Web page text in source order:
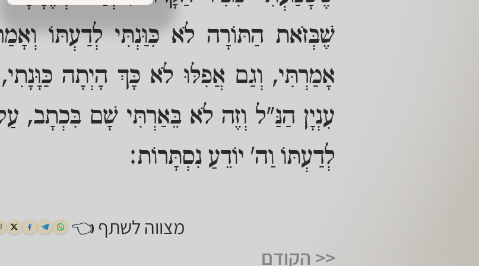
שֶׁבְּזֹאת הַתּוֹרָה לֹא כִּוַּנְתִּי לְדַעְתּוֹ
אָמַרְתִּי, וְגַם אֲפִלּוּ לֹא כָּךְ הָיְתָה
עִנְיָן הַנַּ"ל וְזֶה לֹא בֵּאַרְתִּי שָׁם בִּכְתָב,
לְדַעְתּוֹ וַה' יוֹדֵעַ נִסְתָּרוֹת:
מצווה לשתף 👈
<< הקודם